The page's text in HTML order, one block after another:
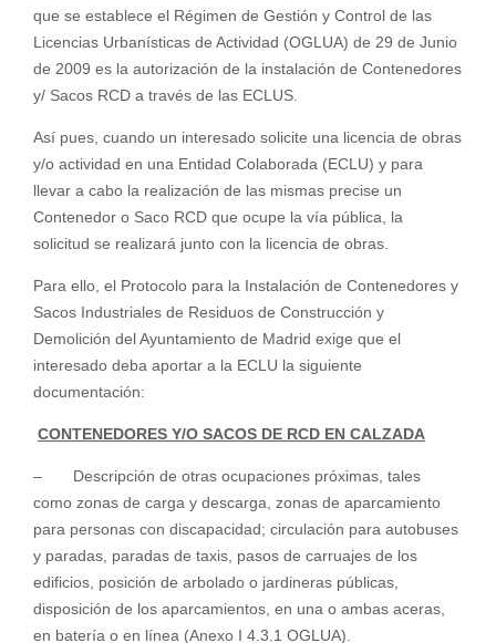
que se establece el Régimen de Gestión y Control de las
Licencias Urbanísticas de Actividad (OGLUA) de 29 de Junio
de 2009 es la autorización de la instalación de Contenedores
y/ Sacos RCD a través de las ECLUS.
Así pues, cuando un interesado solicite una licencia de obras
y/o actividad en una Entidad Colaborada (ECLU) y para
llevar a cabo la realización de las mismas precise un
Contenedor o Saco RCD que ocupe la vía pública, la
solicitud se realizará junto con la licencia de obras.
Para ello, el Protocolo para la Instalación de Contenedores y
Sacos Industriales de Residuos de Construcción y
Demolición del Ayuntamiento de Madrid exige que el
interesado deba aportar a la ECLU la siguiente
documentación:
CONTENEDORES Y/O SACOS DE RCD EN CALZADA
– Descripción de otras ocupaciones próximas, tales
como zonas de carga y descarga, zonas de aparcamiento
para personas con discapacidad; circulación para autobuses
y paradas, paradas de taxis, pasos de carruajes de los
edificios, posición de arbolado o jardineras públicas,
disposición de los aparcamientos, en una o ambas aceras,
en batería o en línea (Anexo I 4.3.1 OGLUA).